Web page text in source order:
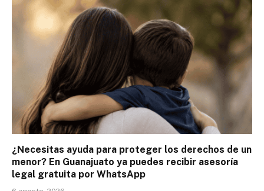
¿Necesitas ayuda para proteger los derechos de un
menor? En Guanajuato ya puedes recibir asesoría
legal gratuita por WhatsApp